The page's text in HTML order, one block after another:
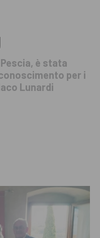
è stata
per i
Lunardi